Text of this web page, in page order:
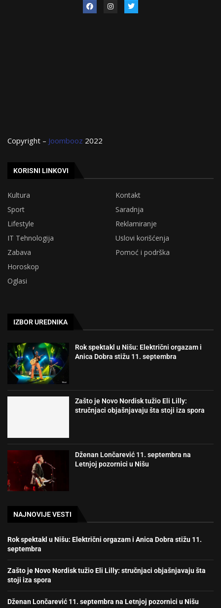
Copyright – Joombooz 2022
KORISNI LINKOVI
Kultura
Kontakt
Sport
Saradnja
Lifestyle
Reklamiranje
IT Tehnologija
Uslovi korišćenja
Zabava
Pomoć i podrška
Horoskop
Oglasi
IZBOR UREDNIKA
Rok spektakl u Nišu: Električni orgazam i
Anica Dobra stižu 11. septembra
Zašto je Novo Nordisk tužio Eli Lilly:
stručnjaci objašnjavaju šta stoji iza spora
Dženan Lončarević 11. septembra na
Letnjoj pozornici u Nišu
NAJNOVIJE VESTI
Rok spektakl u Nišu: Električni orgazam i Anica Dobra stižu 11.
septembra
Zašto je Novo Nordisk tužio Eli Lilly: stručnjaci objašnjavaju šta
stoji iza spora
Dženan Lončarević 11. septembra na Letnjoj pozornici u Nišu